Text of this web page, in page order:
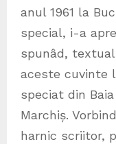
anul 1961 la
special, i-a
spunâd,
aceste cuvinte
speciat din
Marchiș.
harnic scriitor,